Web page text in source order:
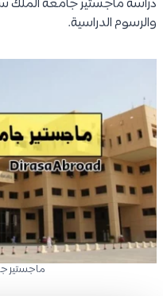
دراسة ماجستير جامعة الملك
والرسوم الدراسية.
ماجستير